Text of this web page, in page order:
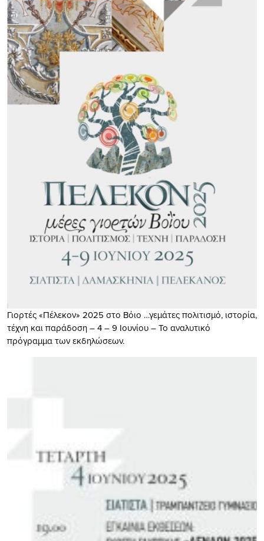
Γιορτές «Πέλεκον» 2025 στο Βόιο …γεμάτες πολιτισμό, ιστορία,
τέχνη και παράδοση – 4 – 9 Ιουνίου – Το αναλυτικό
πρόγραμμα των εκδηλώσεων.